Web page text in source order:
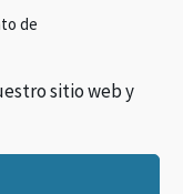
de
sitio web y
quedará
responsabilidad